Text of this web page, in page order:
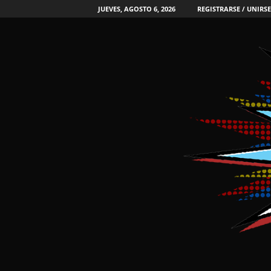
JUEVES, AGOSTO 6, 2026 REGISTRARSE / UNIRSE